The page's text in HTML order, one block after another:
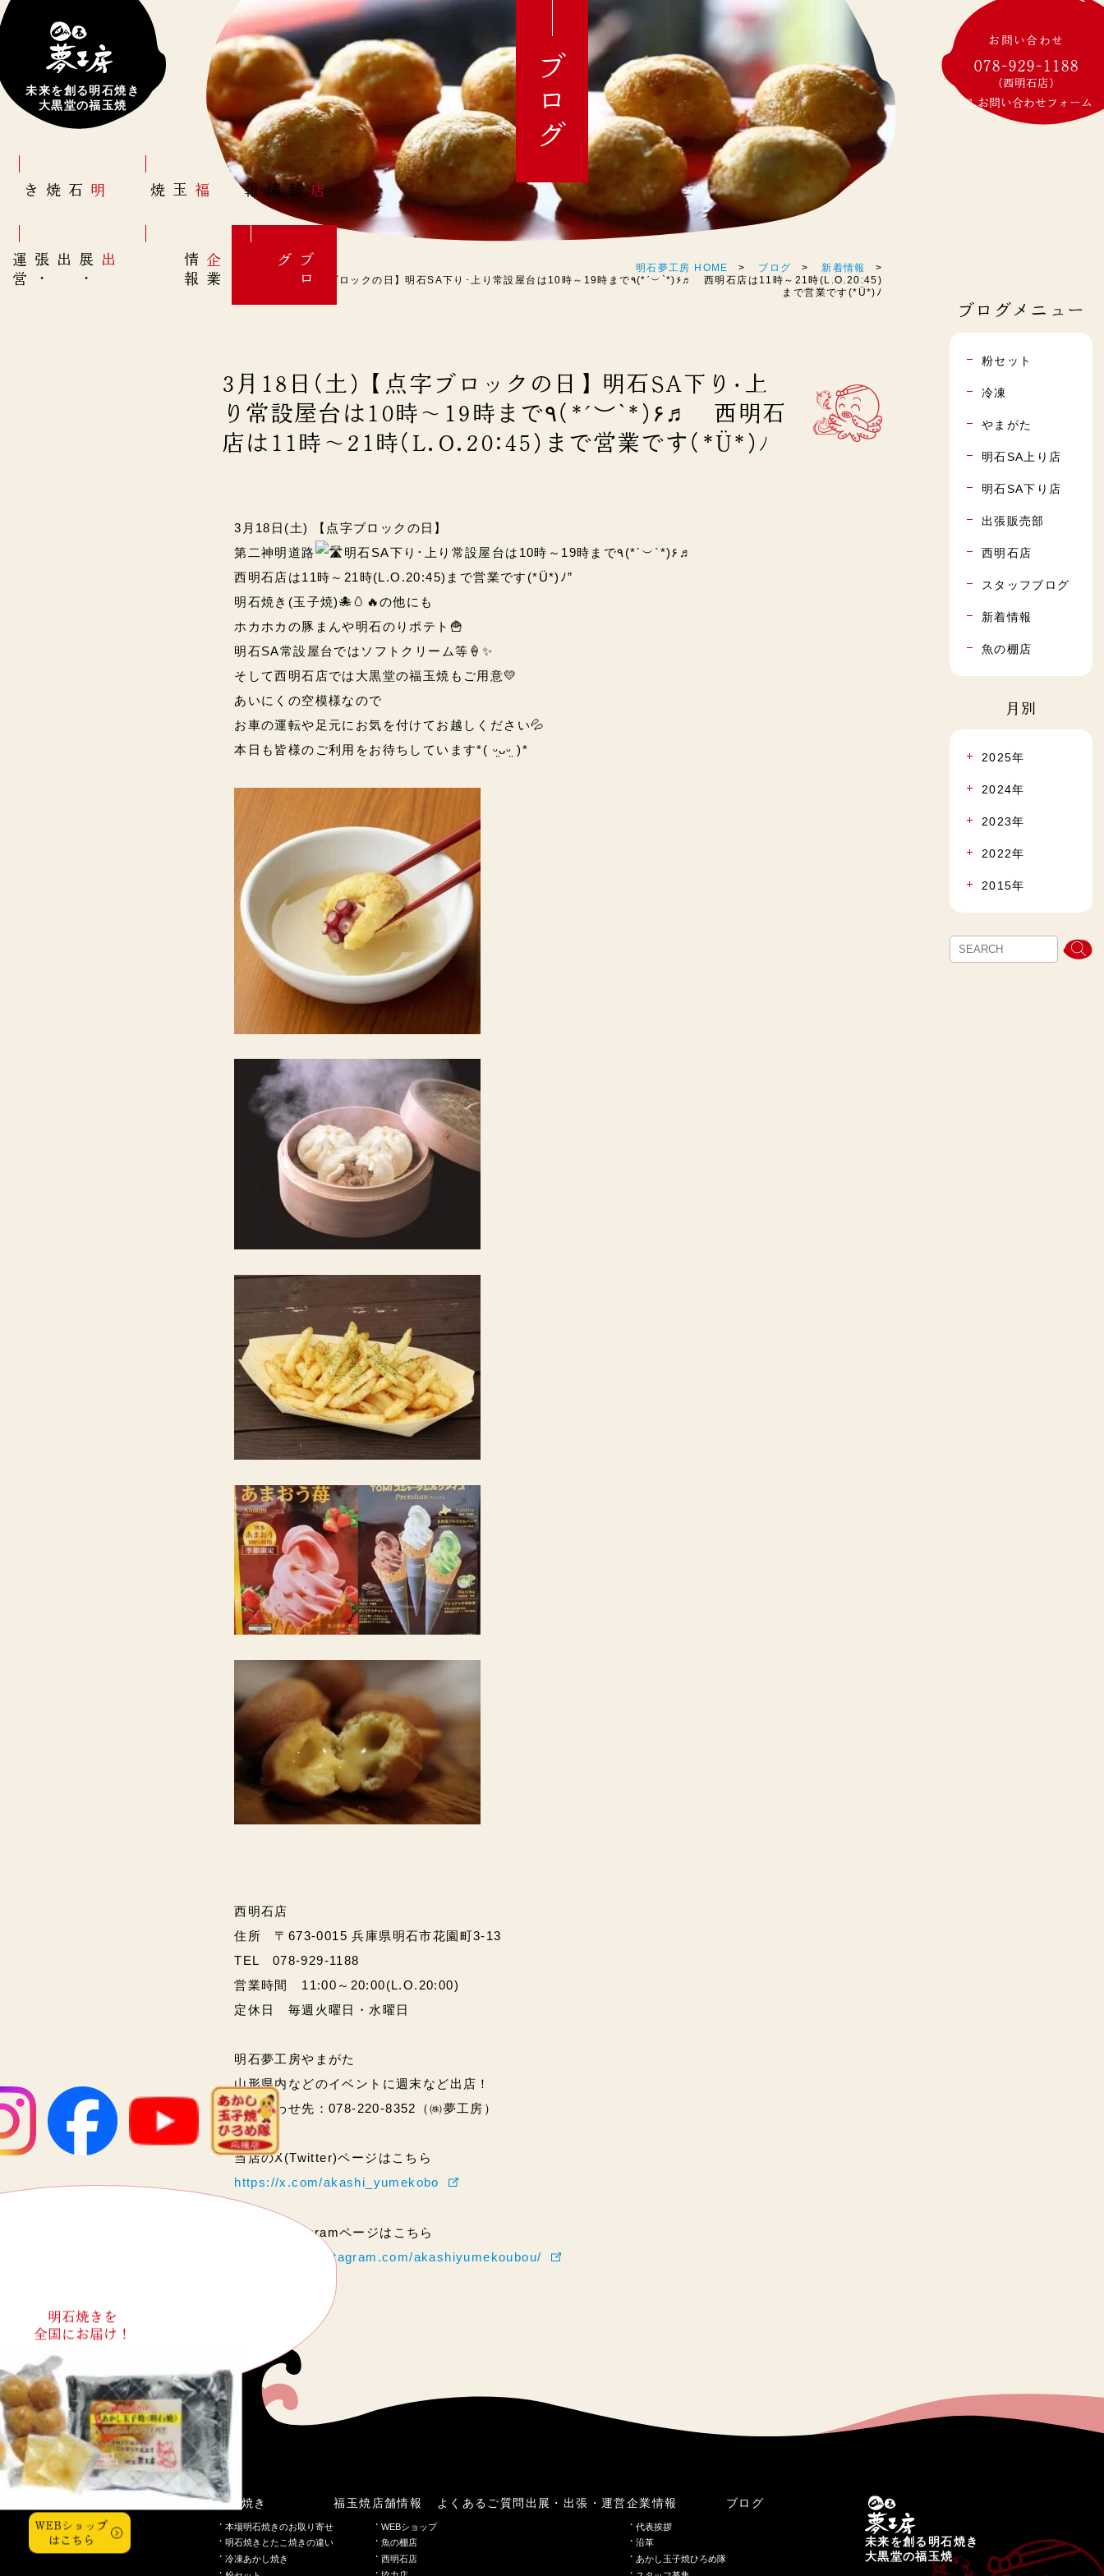
未来を創る明石焼き
大黒堂の福玉焼
明石焼き 福玉焼 店舗情報
出展
・
出張
・
運
営
企
業
情
報
ブ
ロ
グ
明石焼きを
全国にお届け！
WEBショップ
はこちら
ブログ
明石夢工房 HOME ブログ
新着情報
3月18日(土)【点字ブロックの日】明石SA下り･上り常設屋台は10時～19時まで٩(*ˊ︶`*)۶♬ 西明石店は11時～21時(L.O.20:45)
まで営業です(*Ü*)ﾉ
3月18日(土)【点字ブロックの日】明石SA下り･上
り常設屋台は10時～19時まで٩(*ˊ︶`*)۶♬ 西明石
店は11時～21時(L.O.20:45)まで営業です(*Ü*)ﾉ
3月18日(土) 【点字ブロックの日】
第二神明道路
明石SA
下り･上り常設屋台は10時～19時まで٩(*ˊ︶`*)۶♬
西明石店は11時～21時(L.O.20:45)まで営業です(*Ü*)ﾉ”
明石焼き(玉子焼)🐙🥚🔥の他にも
ホカホカの豚まんや明石のりポテト🍟
明石SA常設屋台ではソフトクリーム等🍦✨
そして西明石店では大黒堂の福玉焼もご用意💛
あいにくの空模様なので
お車の運転や足元にお気を付けてお越しください💦
本日も皆様のご利用をお待ちしています*( ᵕ̤ᴗᵕ̤ )*
西明石店
住所 〒673-0015 兵庫県明石市花園町3-13
TEL 078-929-1188
営業時間 11:00～20:00(L.O.20:00)
定休日 毎週火曜日・水曜日
明石夢工房やまがた
山形県内などのイベントに週末など出店！
問い合わせ先：078-220-8352（㈱夢工房）
当店のX(Twitter)ページはこちら
https://x.com/akashi_yumekobo
当店のInstagramページはこちら
https://www.instagram.com/akashiyumekoubou/
お問い合わせ
078-929-1188
(西明石店)
お問い合わせフォーム
ブログメニュー
粉セット
冷凍
やまがた
明石SA上り店
明石SA下り店
出張販売部
西明石店
スタッフブログ
新着情報
魚の棚店
月別
2025年
2024年
2023年
2022年
2015年
未来を創る明石焼き
大黒堂の福玉焼
こだわり明石焼き
本場明石焼きのお取り寄せ
明石焼きとたこ焼きの違い
冷凍あかし焼き
福玉焼 店舗情報
WEBショップ
魚の棚店
西明石店
よくあるご質問出展・出張・運営企業情報
代表挨拶
沿革
あかし玉子焼ひろめ隊
ブログ